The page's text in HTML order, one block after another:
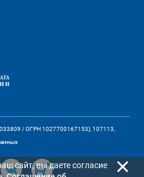
/ ОГРН 1027700167153), 107113,
сайт, вы даете согласие